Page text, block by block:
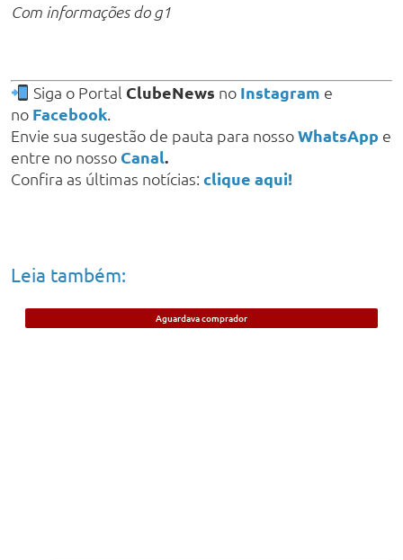
Com informações do g1
Siga o Portal ClubeNews no Instagram e
no Facebook.
Envie sua sugestão de pauta para nossoWhatsApp e
entre no nosso Canal.
Confira as últimas notícias: clique aqui!
Leia também:
Aguardava comprador